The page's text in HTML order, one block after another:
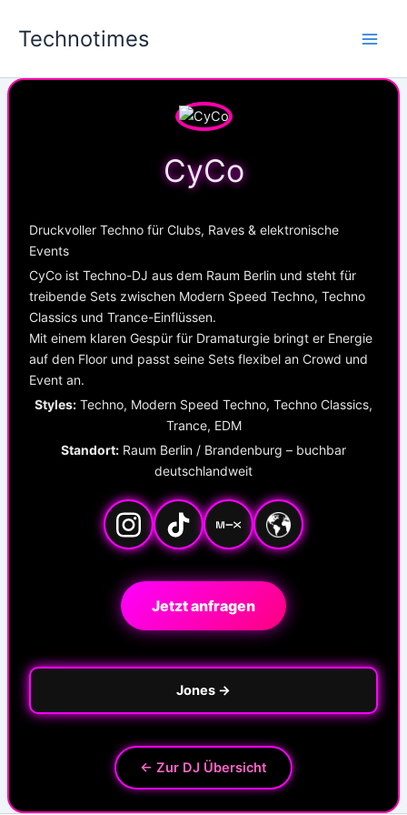
InhaltTechnotimes
CyCo
Druckvoller Techno für Clubs, Raves & elektronische
Events
CyCo ist Techno-DJ aus dem Raum Berlin und steht für
treibende Sets zwischen Modern Speed Techno, Techno
Classics und Trance-Einflüssen.
Mit einem klaren Gespür für Dramaturgie bringt er Energie
auf den Floor und passt seine Sets flexibel an Crowd und
Event an.
Styles: Techno, Modern Speed Techno, Techno Classics,
Trance, EDM
Standort: Raum Berlin / Brandenburg – buchbar
deutschlandweit
Jetzt anfragen
Jones →
← Zur DJ Übersicht